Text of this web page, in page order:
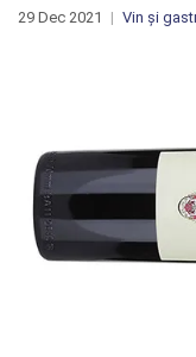
29 Dec 2021 Vin și